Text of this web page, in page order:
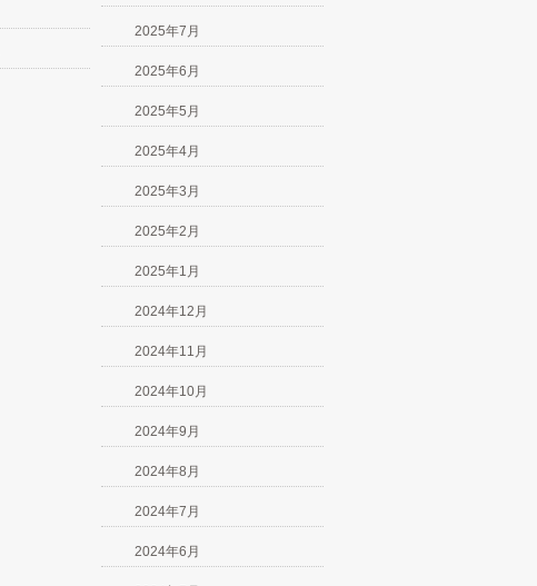
2025年7月
2025年6月
2025年5月
2025年4月
2025年3月
2025年2月
2025年1月
2024年12月
2024年11月
2024年10月
2024年9月
2024年8月
2024年7月
2024年6月